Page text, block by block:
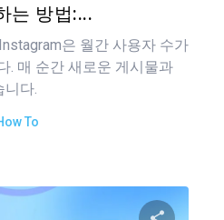
는 방법:...
은 월간 사용자 수가
. 매 순간 새로운 게시물과
니다.
To